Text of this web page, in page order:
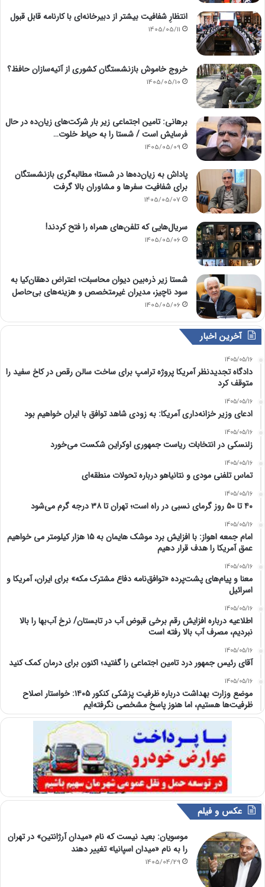
انتظارِ شفافیت بیشتر از دبیرخانه‌ای با کارنامه قابل قبول
1405/05/11
خروج خاموش بازنشستگان کشوری از آتیه‌سازان حافظ؟
1405/05/10
برهانی: تامین اجتماعی زیر بار شرکت‌های زیان‌ده در حال
فرسایش است / شستا را به حیاط خلوت…
1405/05/09
پاداش به زیان‌ده‌ها در شستا؛ مطالبه‌گری بازنشستگان
برای شفافیت سفرها و مشاوران بالا گرفت
1405/05/07
سریال‌هایی که تلفن‌های همراه را فتح کردند!
1405/05/06
شستا زیر ذره‌بین دیوان محاسبات؛ اعتراض دهقان‌کیا به
سود ناچیز، مدیران غیرمتخصص و هزینه‌های بی‌حاصل
1405/05/06
آخرین اخبار
1405/05/16
دادگاه تجدیدنظر آمریکا پروژه ترامپ برای ساخت سالن رقص در کاخ سفید را
متوقف کرد
1405/05/16
ادعای وزیر خزانه‌داری آمریکا: به زودی شاهد توافق با ایران خواهیم بود
1405/05/16
زلنسکی در انتخابات ریاست جمهوری اوکراین شکست می‌خورد
1405/05/16
تماس تلفنی مودی و نتانیاهو درباره تحولات منطقه‌ای
1405/05/16
۴۰ تا ۵۰ روز گرمای نسبی در راه است؛ تهران تا ۳۸ درجه گرم می‌شود
1405/05/16
امام‌ جمعه اهواز: با افزایش برد موشک هایمان به ۱۵ هزار کیلومتر می خواهیم
عمق آمریکا را هدف قرار دهیم
1405/05/16
معنا و پیام‌های پشت‌پرده «توافق‌نامه دفاع مشترک مکه» برای ایران، آمریکا و
اسرائیل
1405/05/16
اطلاعیه درباره افزایش رقم برخی قبوض آب در تابستان/ نرخ آب‌بها را بالا
نبردیم، مصرف آب بالا رفته است
1405/05/16
آقای رئیس جمهور درد تامین اجتماعی را گفتید؛ اکنون برای درمان کمک کنید
1405/05/16
موضع وزارت بهداشت درباره ظرفیت پزشکی کنکور ۱۴۰۵: خواستار اصلاح
ظرفیت‌ها هستیم، اما هنوز پاسخ مشخصی نگرفته‌ایم
عکس و فیلم
موسویان: بعید نیست که نام «میدان آرژانتین» در تهران
را به نام «میدان اسپانیا» تغییر دهند
1405/04/29